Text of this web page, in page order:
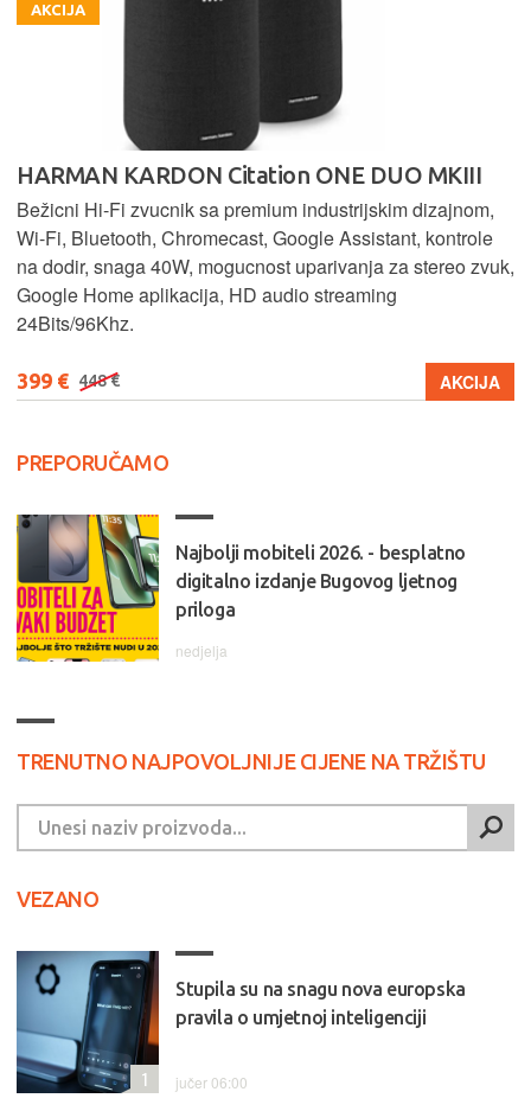
AKCIJA
HARMAN KARDON Citation ONE DUO MKIII
Bežicni Hi-Fi zvucnik sa premium industrijskim dizajnom,
Wi-Fi, Bluetooth, Chromecast, Google Assistant, kontrole
na dodir, snaga 40W, mogucnost uparivanja za stereo zvuk,
Google Home aplikacija, HD audio streaming
24Bits/96Khz.
399 € 448 € AKCIJA
PREPORUČAMO
Najbolji mobiteli 2026. - besplatno
digitalno izdanje Bugovog ljetnog
priloga
nedjelja
TRENUTNO NAJPOVOLJNIJE CIJENE NA TRŽIŠTU
VEZANO
Stupila su na snagu nova europska
pravila o umjetnoj inteligenciji
jučer 06:00
1